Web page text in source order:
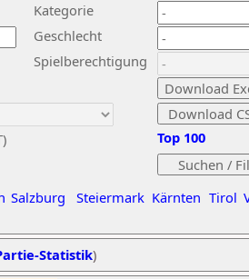
Kategorie
Geschlecht
Spielberechtigung
Salzburg Steiermark Kärnten Tirol
Top 100
Statistik)